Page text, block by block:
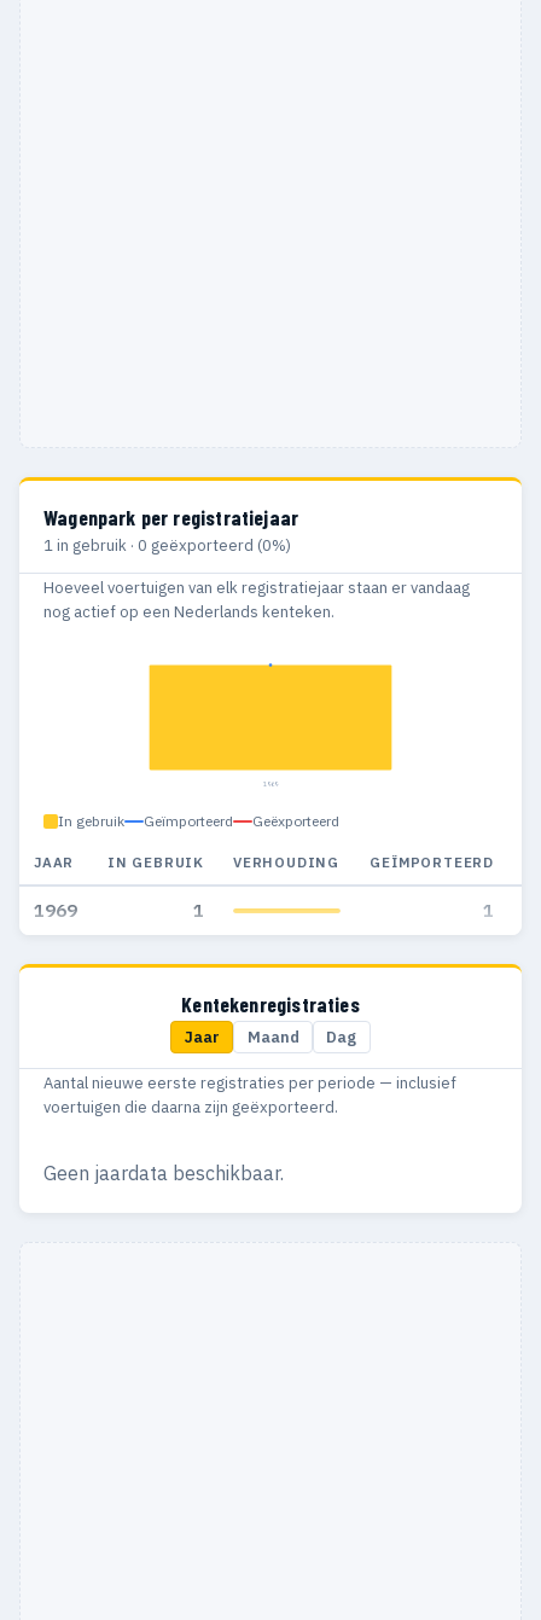
Wagenpark per registratiejaar
1 in gebruik · 0 geëxporteerd (0%)
Hoeveel voertuigen van elk registratiejaar staan er vandaag
nog actief op een Nederlands kenteken.
1969
In gebruik Geïmporteerd Geëxporteerd
JAAR IN GEBRUIK VERHOUDING GEÏMPORTEERD
1969 1 1
Kentekenregistraties
Jaar Maand Dag
Aantal nieuwe eerste registraties per periode — inclusief
voertuigen die daarna zijn geëxporteerd.
Geen jaardata beschikbaar.